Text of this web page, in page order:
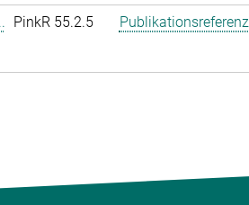
PinkR 55.2.5